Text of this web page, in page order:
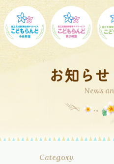
お知ら
News
Category